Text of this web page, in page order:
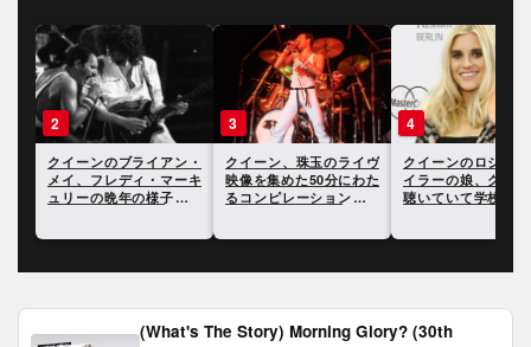
3
クイーン、珠玉のライヴ
映像を集めた50分にわた
るコンピレーション動画
4
クイーンのロジャー・テ
イラーの娘、クイーンを
聴いていて学校でいじめ
5
クイーンの現メン
ジョン・ディーコ
『ボヘミアン・ラ
(What's The Story) Morning Glory? (30th